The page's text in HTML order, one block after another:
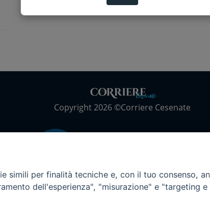
Copyright 2026 ©Corriere Cesenate
simili per finalità tecniche e, con il tuo consenso,
dell'esperienza", "misurazione" e "targeting